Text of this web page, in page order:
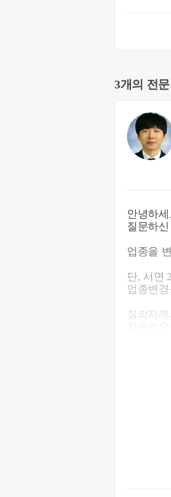
3개의 전
안녕하
질문하
업종을
단, 서면
업종변
질의자